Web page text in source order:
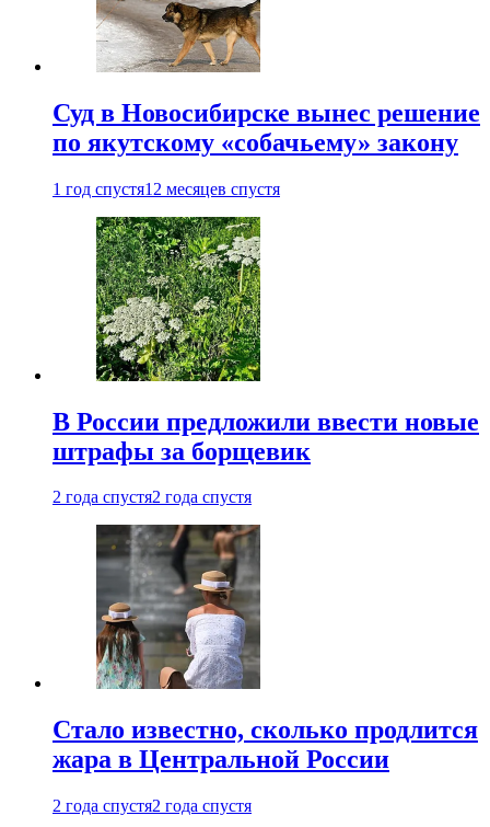
Суд в Новосибирске вынес решение
по якутскому «собачьему» закону
1 год спустя12 месяцев спустя
В России предложили ввести новые
штрафы за борщевик
2 года спустя2 года спустя
Стало известно, сколько продлится
жара в Центральной России
2 года спустя2 года спустя